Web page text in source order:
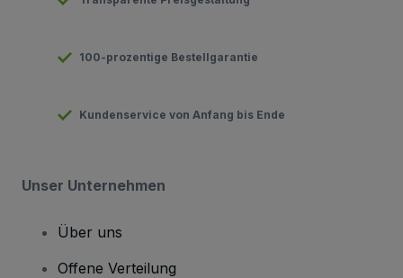
100-prozentige Bestellgarantie
Kundenservice von Anfang bis Ende
Unser Unternehmen
Über uns
Offene Verteilung